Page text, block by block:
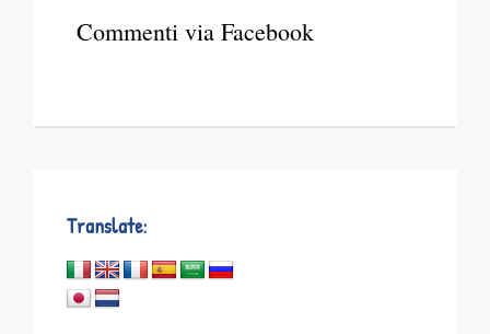
Commenti via Facebook
Translate: